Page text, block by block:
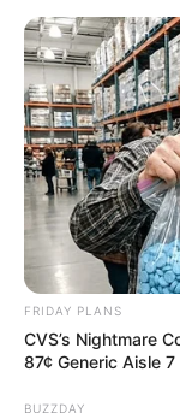
FRIDAY PLANS
CVS’s Nightmare
87¢ Generic Aisle 7
BUZZDAY